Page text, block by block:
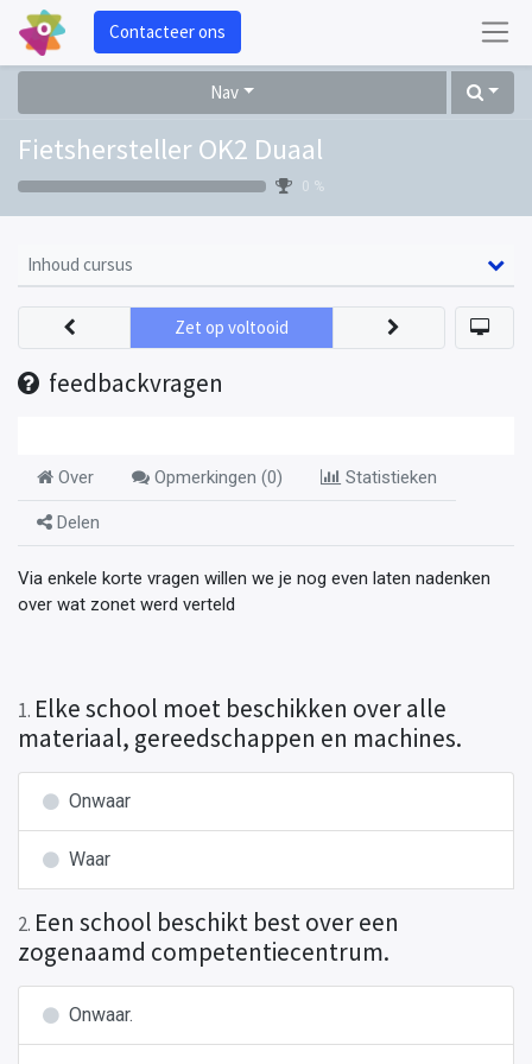
Contacteer ons
Nav
Fietshersteller OK2 Duaal
0 %
Inhoud cursus
feedbackvragen
Zet op voltooid
Over Opmerkingen (0) Statistieken
Delen
Via enkele korte vragen willen we je nog even laten nadenken
over wat zonet werd verteld
1. Elke school moet beschikken over alle
materiaal, gereedschappen en machines.
Onwaar
Waar
2. Een school beschikt best over een
zogenaamd competentiecentrum.
Onwaar.